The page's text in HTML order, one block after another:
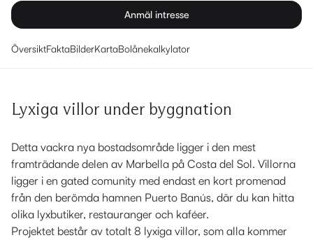
Anmäl intresse
ÖversiktFaktaBilderKartaBolånekalkylator
Lyxiga villor under byggnation
Detta vackra nya bostadsområde ligger i den mest
framträdande delen av Marbella på Costa del Sol. Villorna
ligger i en gated comunity med endast en kort promenad
från den berömda hamnen Puerto Banús, där du kan hitta
olika lyxbutiker, restauranger och kaféer.
Projektet består av totalt 8 lyxiga villor, som alla kommer